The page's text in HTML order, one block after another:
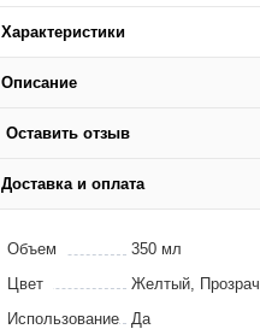
Характеристики
Описание
Оставить отзыв
Доставка и оплата
Объем
350 мл
Цвет
Желтый,
Использование
Да